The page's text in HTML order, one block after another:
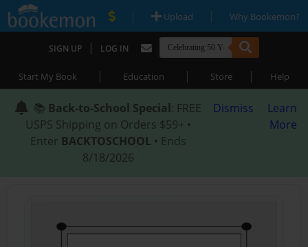
| Upload | Why Bookemon?
SIGN UP | LOG IN
Start My Book | Education | Store | Help
📚 Back-to-School Special: FREE
USPS Shipping on Orders $59+ •
Enter BACKTOSCHOOL • Ends
8/18/2026
Dismiss
Learn
More